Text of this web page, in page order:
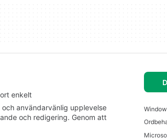
enkelt
användarvänlig upplevelse
och redigering. Genom att